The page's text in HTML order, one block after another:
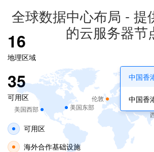
全球数据中心布局 - 提
的云服务器节
中国香
中国香
美国东部
美国西部
伦敦
16
地理区域
35
可用区
可用区
海外合作基础设施